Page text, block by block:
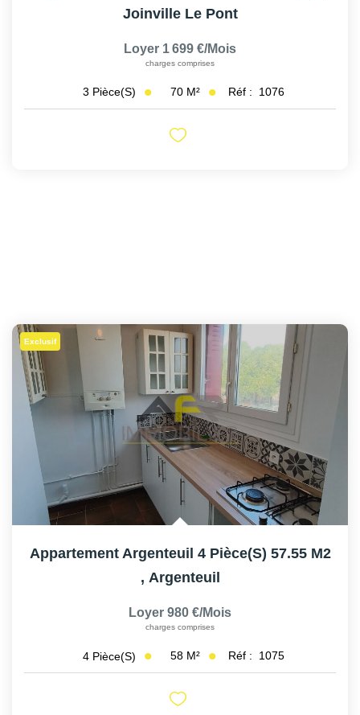
Joinville Le Pont
Loyer 1 699 €/mois
charges comprises
3 Pièce(s) 70 M² Réf : 1076
Exclusif
Appartement Argenteuil 4 Pièce(s) 57.55 M2
, Argenteuil
Loyer 980 €/mois
charges comprises
4 Pièce(s) 58 M² Réf : 1075